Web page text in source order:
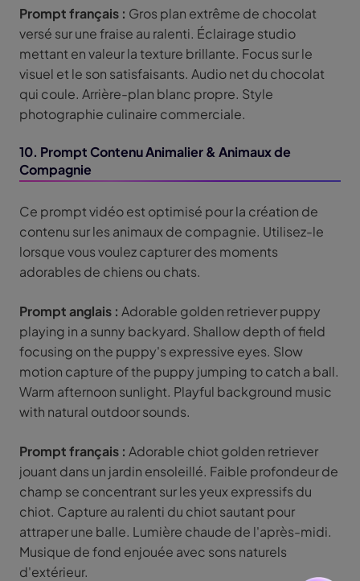
Prompt français : Gros plan extrême de chocolat
versé sur une fraise au ralenti. Éclairage studio
mettant en valeur la texture brillante. Focus sur le
visuel et le son satisfaisants. Audio net du chocolat
qui coule. Arrière-plan blanc propre. Style
photographie culinaire commerciale.
10. Prompt Contenu Animalier & Animaux de
Compagnie
Ce prompt vidéo est optimisé pour la création de
contenu sur les animaux de compagnie. Utilisez-le
lorsque vous voulez capturer des moments
adorables de chiens ou chats.
Prompt anglais : Adorable golden retriever puppy
playing in a sunny backyard. Shallow depth of field
focusing on the puppy's expressive eyes. Slow
motion capture of the puppy jumping to catch a ball.
Warm afternoon sunlight. Playful background music
with natural outdoor sounds.
Prompt français : Adorable chiot golden retriever
jouant dans un jardin ensoleillé. Faible profondeur de
champ se concentrant sur les yeux expressifs du
chiot. Capture au ralenti du chiot sautant pour
attraper une balle. Lumière chaude de l'après-midi.
Musique de fond enjouée avec sons naturels
d'extérieur.